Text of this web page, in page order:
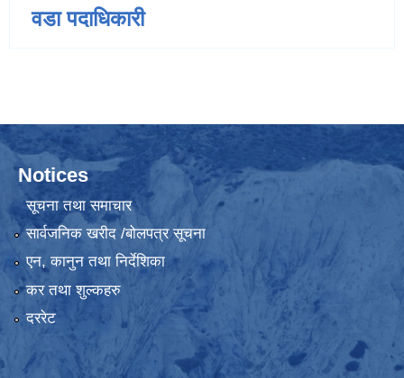
वडा पदाधिकारी
Notices
सूचना तथा समाचार
सार्वजनिक खरीद /बोलपत्र सूचना
एन, कानुन तथा निर्देशिका
कर तथा शुल्कहरु
दररेट